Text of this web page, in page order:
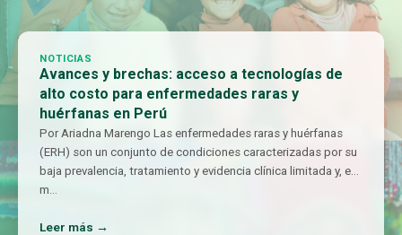
NOTICIAS
Avances y brechas: acceso a tecnologías de
alto costo para enfermedades raras y
huérfanas en Perú
Por Ariadna Marengo Las enfermedades raras y huérfanas
(ERH) son un conjunto de condiciones caracterizadas por su
baja prevalencia, tratamiento y evidencia clínica limitada y, en
m…
Leer más →